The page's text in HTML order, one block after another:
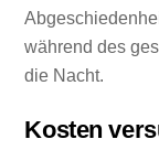
während des
die Nacht.
Kosten